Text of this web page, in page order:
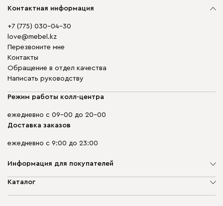
Контактная информация
+7 (775) 030-04-30
love@mebel.kz
Перезвоните мне
Контакты
Обращение в отдел качества
Написать руководству
Режим работы колл-центра
ежедневно с 09-00 до 20-00
Доставка заказов
ежедневно с 9:00 до 23:00
Информация для покупателей
О компании
Каталог